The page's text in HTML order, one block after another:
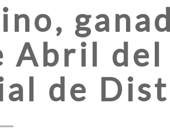
Abril del
de